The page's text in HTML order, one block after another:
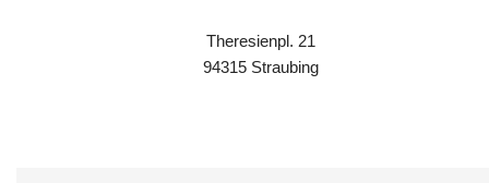
Theresienpl. 21
94315 Straubing